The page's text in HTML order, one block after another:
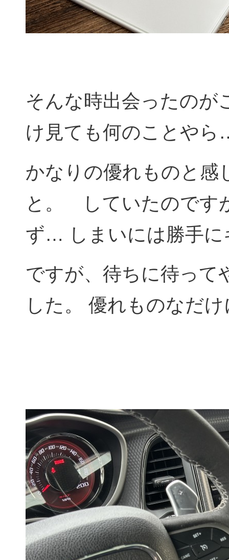
そんな時出会ったのが
け見ても何のことや
かなりの優れものと感
と。 していたのです
ず… しまいには勝手に
ですが、待ちに待って
した。 優れものなだ